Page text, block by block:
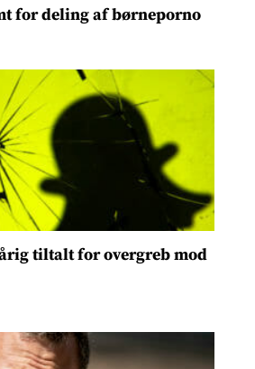
for deling af børneporno
tiltalt for overgreb mod